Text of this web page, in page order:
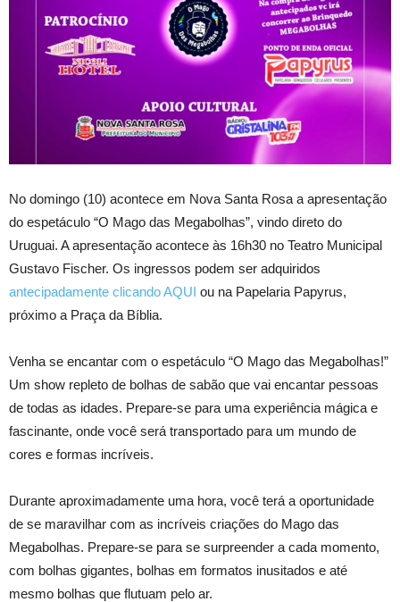
No domingo (10) acontece em Nova Santa Rosa a apresentação
do espetáculo “O Mago das Megabolhas”, vindo direto do
Uruguai. A apresentação acontece às 16h30 no Teatro Municipal
Gustavo Fischer. Os ingressos podem ser adquiridos
antecipadamente clicando AQUI ou na Papelaria Papyrus,
próximo a Praça da Bíblia.
Venha se encantar com o espetáculo “O Mago das Megabolhas!”
Um show repleto de bolhas de sabão que vai encantar pessoas
de todas as idades. Prepare-se para uma experiência mágica e
fascinante, onde você será transportado para um mundo de
cores e formas incríveis.
Durante aproximadamente uma hora, você terá a oportunidade
de se maravilhar com as incríveis criações do Mago das
Megabolhas. Prepare-se para se surpreender a cada momento,
com bolhas gigantes, bolhas em formatos inusitados e até
mesmo bolhas que flutuam pelo ar.